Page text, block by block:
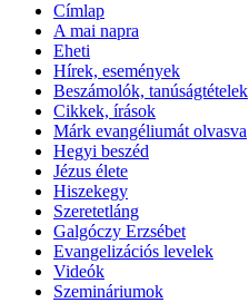
Címlap
A mai napra
Eheti
Hírek, események
Beszámolók, tanúságtételek
Cikkek, írások
Márk evangéliumát olvasva
Hegyi beszéd
Jézus élete
Hiszekegy
Szeretetláng
Galgóczy Erzsébet
Evangelizációs levelek
Videók
Szemináriumok